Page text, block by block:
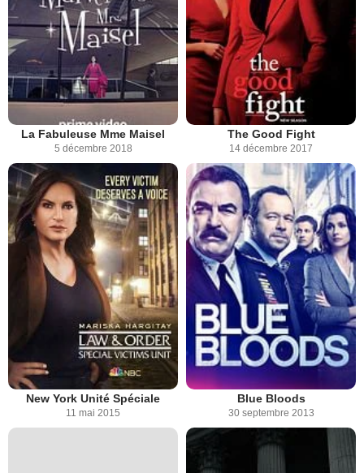
La Fabuleuse Mme Maisel
5 décembre 2018
The Good Fight
14 décembre 2017
New York Unité Spéciale
11 mai 2015
Blue Bloods
30 septembre 2013